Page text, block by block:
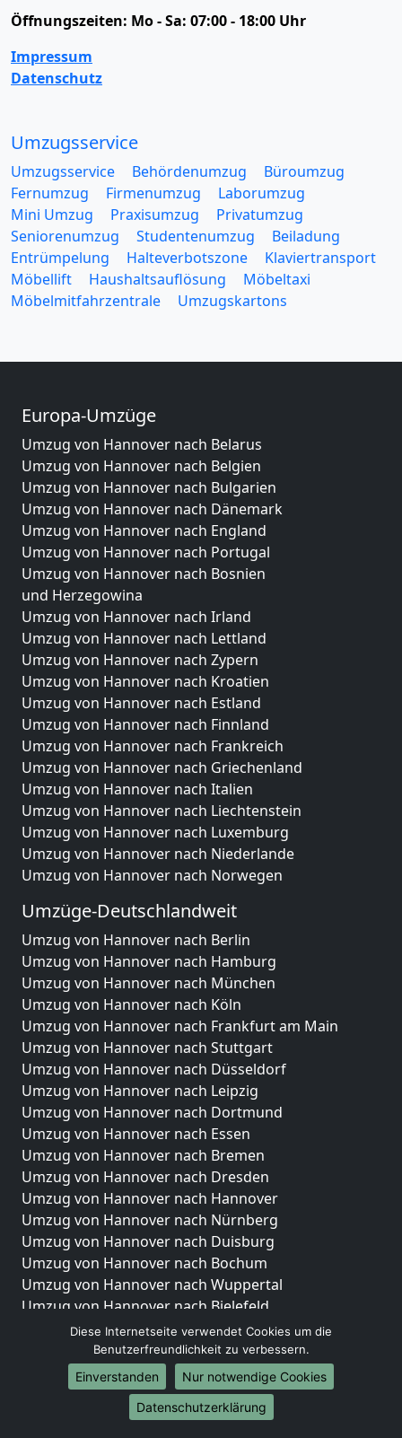
Öffnungszeiten: Mo - Sa: 07:00 - 18:00 Uhr
Impressum
Datenschutz
Umzugsservice
Umzugsservice Behördenumzug
Büroumzug
Fernumzug
Firmenumzug
Laborumzug
Mini Umzug
Praxisumzug
Privatumzug
Seniorenumzug
Studentenumzug
Beiladung
Entrümpelung
Halteverbotszone
Klaviertransport
Möbellift
Haushaltsauflösung
Möbeltaxi
Möbelmitfahrzentrale
Umzugskartons
Europa-Umzüge
Umzug von Hannover nach Belarus
Umzug von Hannover nach Belgien
Umzug von Hannover nach Bulgarien
Umzug von Hannover nach Dänemark
Umzug von Hannover nach England
Umzug von Hannover nach Portugal
Umzug von Hannover nach Bosnien
und Herzegowina
Umzug von Hannover nach Irland
Umzug von Hannover nach Lettland
Umzug von Hannover nach Zypern
Umzug von Hannover nach Kroatien
Umzug von Hannover nach Estland
Umzug von Hannover nach Finnland
Umzug von Hannover nach Frankreich
Umzug von Hannover nach Griechenland
Umzug von Hannover nach Italien
Umzug von Hannover nach Liechtenstein
Umzug von Hannover nach Luxemburg
Umzug von Hannover nach Niederlande
Umzug von Hannover nach Norwegen
Umzüge-Deutschlandweit
Umzug von Hannover nach Berlin
Umzug von Hannover nach Hamburg
Umzug von Hannover nach München
Umzug von Hannover nach Köln
Umzug von Hannover nach Frankfurt am Main
Umzug von Hannover nach Stuttgart
Umzug von Hannover nach Düsseldorf
Umzug von Hannover nach Leipzig
Umzug von Hannover nach Dortmund
Umzug von Hannover nach Essen
Umzug von Hannover nach Bremen
Umzug von Hannover nach Dresden
Umzug von Hannover nach Hannover
Umzug von Hannover nach Nürnberg
Umzug von Hannover nach Duisburg
Umzug von Hannover nach Bochum
Umzug von Hannover nach Wuppertal
Umzug von Hannover nach Bielefeld
Umzug von Hannover nach Bonn
Umzug von Hannover nach Münster
Internationale-Umzüge
Umzug von Hannover nach Brasilien
Diese Internetseite verwendet Cookies um die
Benutzerfreundlichkeit zu verbessern.
Einverstanden
Nur notwendige Cookies
Datenschutzerklärung